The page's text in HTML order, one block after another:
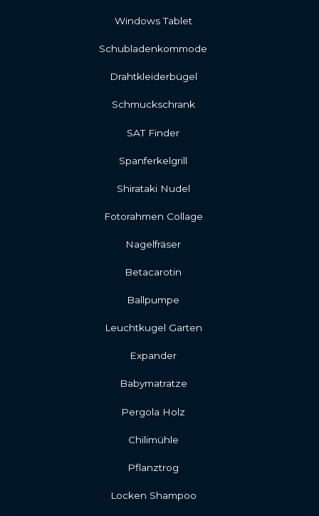
Windows Tablet
Schubladenkommode
Drahtkleiderbügel
Schmuckschrank
SAT Finder
Spanferkelgrill
Shirataki Nudel
Fotorahmen Collage
Nagelfräser
Betacarotin
Ballpumpe
Leuchtkugel Garten
Expander
Babymatratze
Pergola Holz
Chilimühle
Pflanztrog
Locken Shampoo